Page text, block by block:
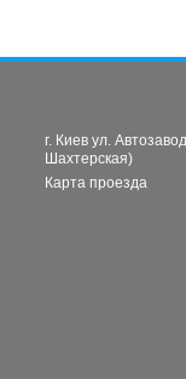
г. Киев ул.
Шахтерская)
Карта проезда